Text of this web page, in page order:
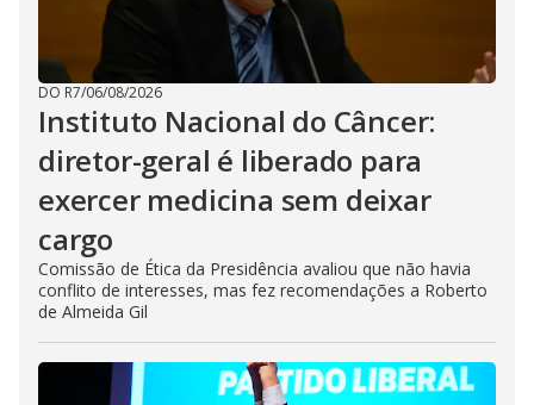
DO R7/06/08/2026
Instituto Nacional do Câncer:
diretor-geral é liberado para
exercer medicina sem deixar
cargo
Comissão de Ética da Presidência avaliou que não havia
conflito de interesses, mas fez recomendações a Roberto
de Almeida Gil